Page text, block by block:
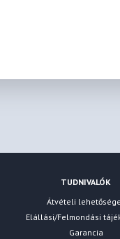
TUDNIVALÓK
Átvételi
Elállási/Felmondási
Garancia